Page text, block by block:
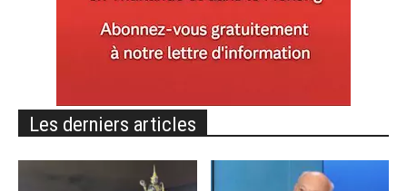
Les derniers articles